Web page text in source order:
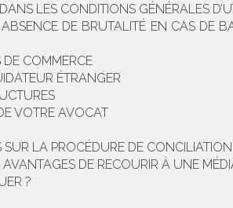
LES CONDITIONS GÉNÉRALES
DE BRUTALITÉ EN CAS DE
DE COMMERCE
ÉTRANGER
VOTRE AVOCAT
LA PROCÉDURE DE CONCILIATION
DE RECOURIR À UNE
?